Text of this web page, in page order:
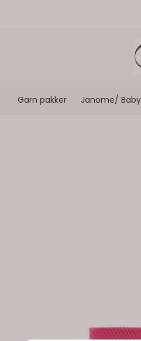
Garn pakker Janome/